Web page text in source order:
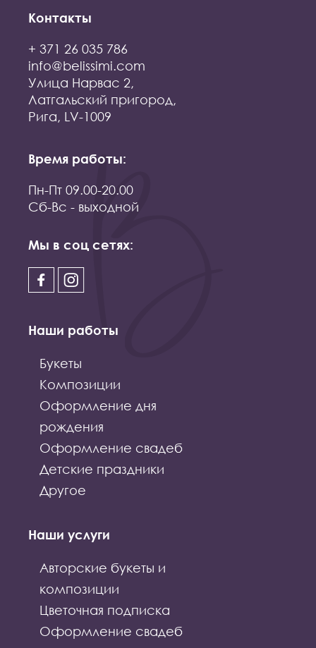
Контакты
+ 371 26 035 786
info@belissimi.com
Улица Нарвас 2,
Латгальский пригород,
Рига, LV-1009
Время работы:
Пн-Пт 09.00-20.00
Сб-Вс - выходной
Мы в соц сетях:
Наши работы
Букеты
Композиции
Оформление дня
рождения
Оформление свадеб
Детские праздники
Другое
Наши услуги
Авторские букеты и
композиции
Цветочная подписка
Оформление свадеб